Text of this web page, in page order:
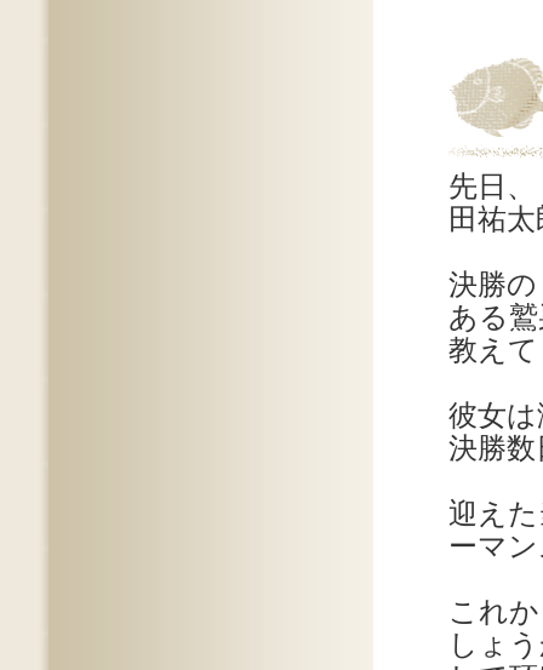
先日
田祐
決勝
ある
教え
彼女
決勝
迎え
ーマ
これ
しょ